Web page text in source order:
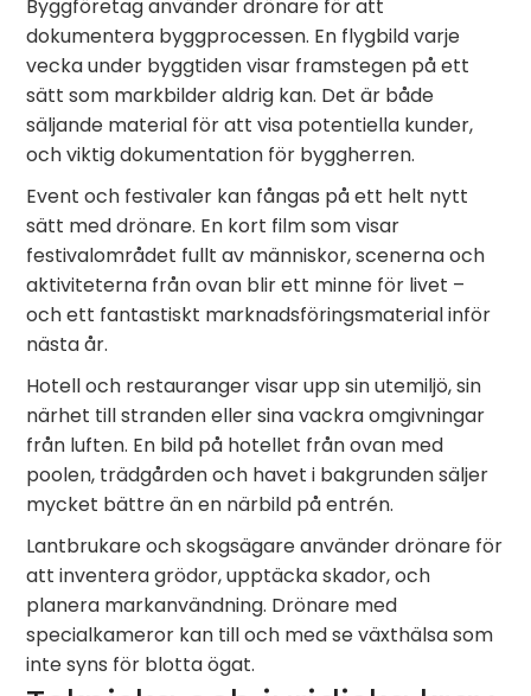
Byggföretag använder drönare för att
dokumentera byggprocessen. En flygbild varje
vecka under byggtiden visar framstegen på ett
sätt som markbilder aldrig kan. Det är både
säljande material för att visa potentiella kunder,
och viktig dokumentation för byggherren.
Event och festivaler kan fångas på ett helt nytt
sätt med drönare. En kort film som visar
festivalområdet fullt av människor, scenerna och
aktiviteterna från ovan blir ett minne för livet –
och ett fantastiskt marknadsföringsmaterial inför
nästa år.
Hotell och restauranger visar upp sin utemiljö, sin
närhet till stranden eller sina vackra omgivningar
från luften. En bild på hotellet från ovan med
poolen, trädgården och havet i bakgrunden säljer
mycket bättre än en närbild på entrén.
Lantbrukare och skogsägare använder drönare för
att inventera grödor, upptäcka skador, och
planera markanvändning. Drönare med
specialkameror kan till och med se växthälsa som
inte syns för blotta ögat.